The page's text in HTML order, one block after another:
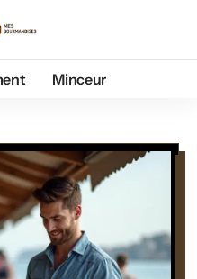
Minceur